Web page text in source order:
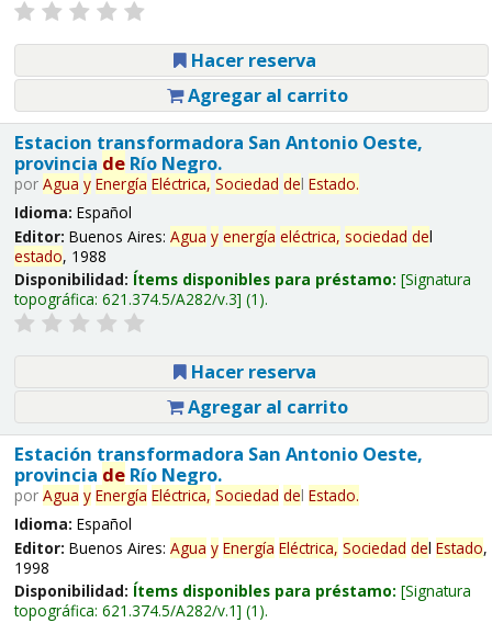
Hacer reserva
Agregar al carrito
Estacion transformadora San Antonio Oeste,
provincia deRío Negro.
por Agua y Energía Eléctrica, Sociedad del Estado.
Idioma: Español
Editor: Buenos Aires: Agua y energía eléctrica, sociedad del
estado, 1988
Disponibilidad: Ítems disponibles para préstamo: Signatura
topográfica: 621.374.5/A282/v.3 (1).
Hacer reserva
Agregar al carrito
Estación transformadora San Antonio Oeste,
provincia deRío Negro.
por Agua y Energía Eléctrica, Sociedad del Estado.
Idioma: Español
Editor: Buenos Aires: Agua y Energía Eléctrica, Sociedad del Estado,
1998
Disponibilidad: Ítems disponibles para préstamo: Signatura
topográfica: 621.374.5/A282/v.1 (1).